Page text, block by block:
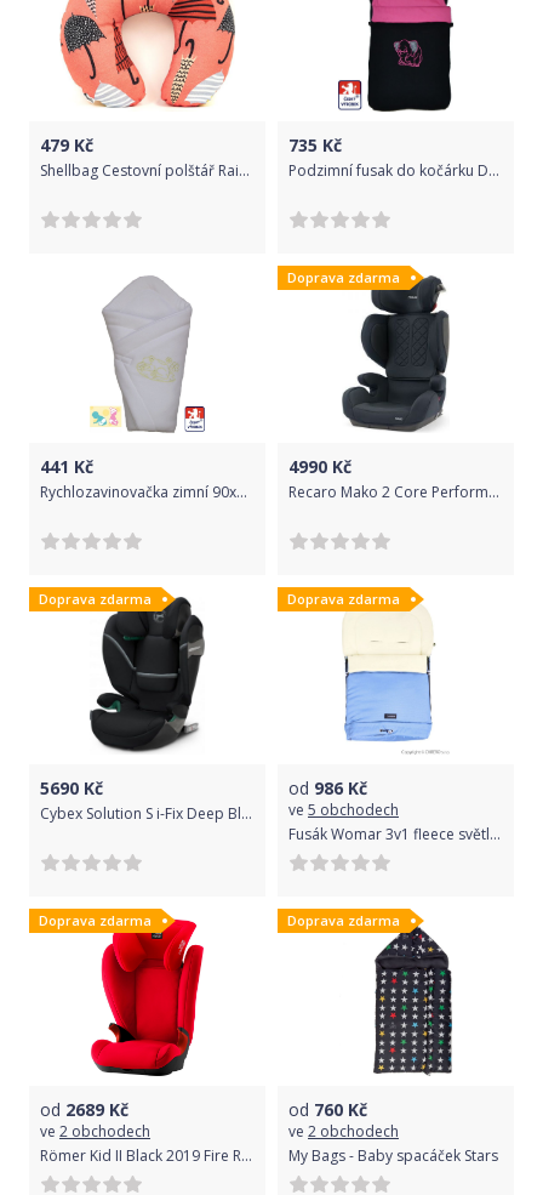
479 Kč
Shellbag Cestovní polštář Rain of Umbrellas 2021
735 Kč
Podzimní fusak do kočárku Dětský svět černý/růžový se slonem
441 Kč
Rychlozavinovačka zimní 90x90 bílá s žabkou, celofleece
Doprava zdarma
4990 Kč
Recaro Mako 2 Core Performance black 2021
Doprava zdarma
5690 Kč
Cybex Solution S i-Fix Deep Black 2020
Doprava zdarma
od 986 Kč
ve 5 obchodech
Fusák Womar 3v1 fleece světle modrý
Doprava zdarma
od 2689 Kč
ve 2 obchodech
Römer Kid II Black 2019 Fire Red
Doprava zdarma
od 760 Kč
ve 2 obchodech
My Bags - Baby spacáček Stars